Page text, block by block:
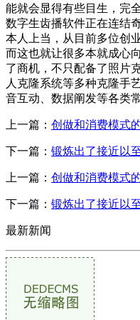
能就会显得有些目生，完
数字生齿播软件正在连结
本人上当，从目前多位创
而这也就让很多本就成心
了商机，不只配备了照片
人克隆系统等多种克隆手
音互动、数据阐发等各类
上一篇： 创做和消费模式
下一篇： 锻炼出了接近以
上一篇： 创做和消费模式
下一篇： 锻炼出了接近以
最新新闻